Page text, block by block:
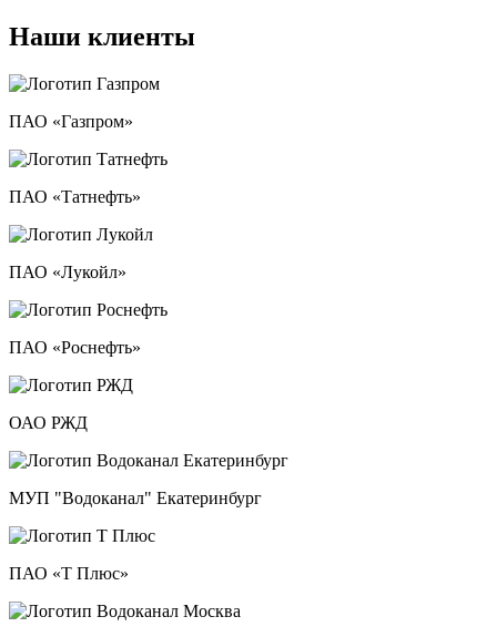
Наши клиенты
ПАО «Газпром»
ПАО «Татнефть»
ПАО «Лукойл»
ПАО «Роснефть»
ОАО РЖД
МУП "Водоканал" Екатеринбург
ПАО «Т Плюс»